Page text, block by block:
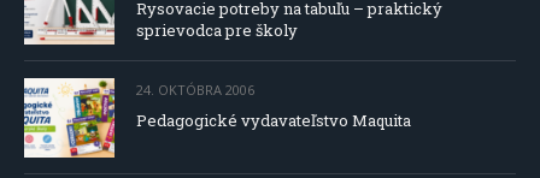
Rysovacie potreby na tabuľu – praktický
sprievodca pre školy
24. OKTÓBRA 2006
Pedagogické vydavateľstvo Maquita